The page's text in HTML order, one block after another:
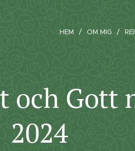
HEM OM MIG
och Gott
2024